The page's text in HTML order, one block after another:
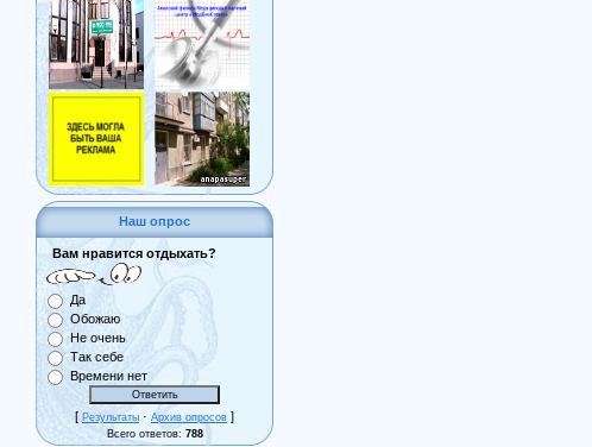
Наш опрос
Вам нравится отдыхать?
Да
Обожаю
Не очень
Так себе
Времени нет
[ Результаты · Архив опросов ]
Всего ответов: 788